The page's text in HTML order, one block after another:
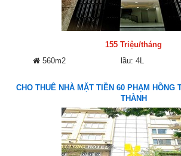
155 Triệu/tháng
560m2
lầu: 4L
CHO THUÊ NHÀ MẶT TIỀN 60 PHẠM HỒNG
THÀNH